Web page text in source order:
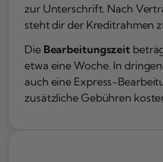
zur Unterschrift. Nach
steht dir der Kreditrahmen
Die Bearbeitungszeit
etwa eine Woche. In
auch eine Express-
zusätzliche Gebühren